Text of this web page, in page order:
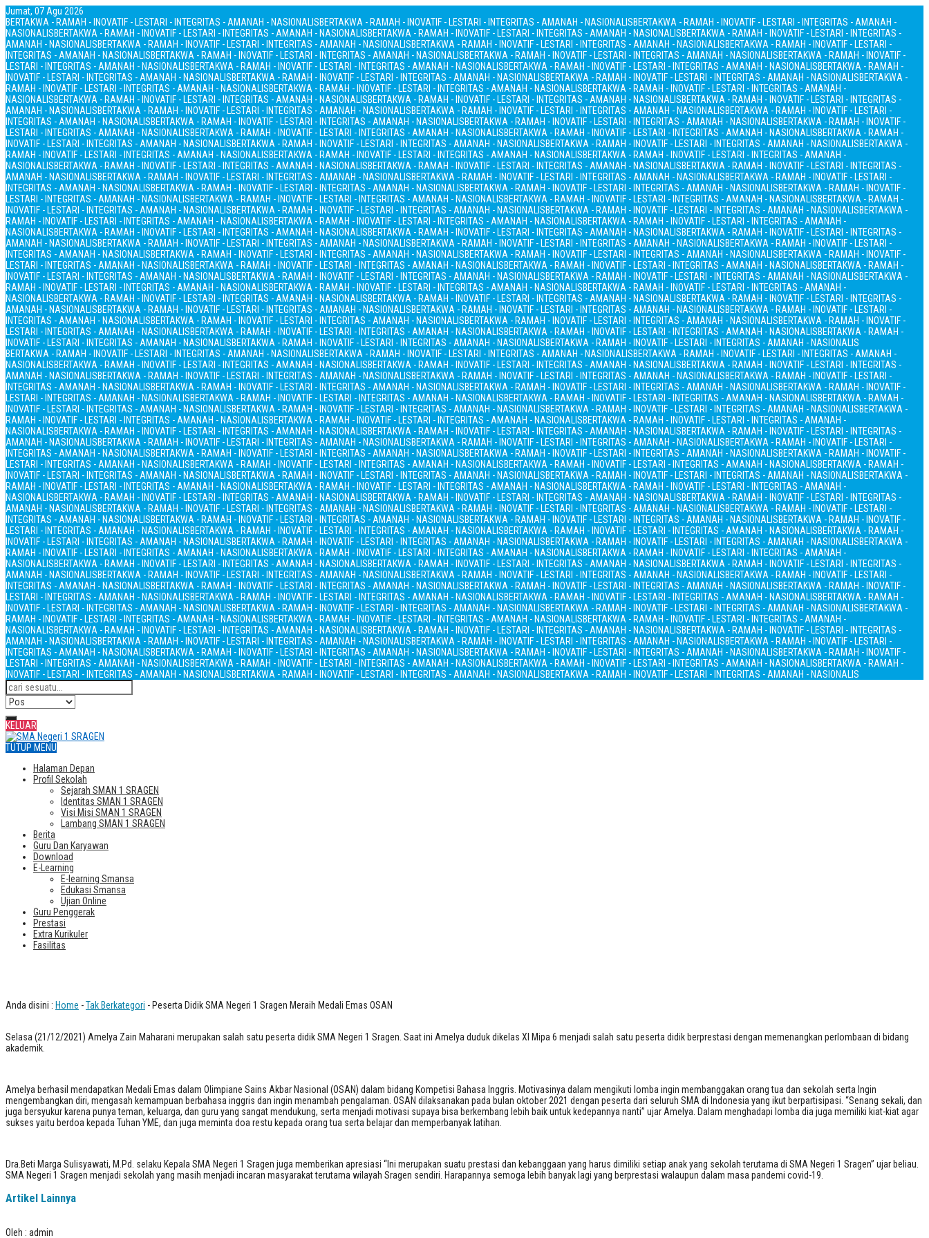
Jumat, 07 Agu 2026
BERTAKWA - RAMAH - INOVATIF - LESTARI - INTEGRITAS - AMANAH - NASIONALISBERTAKWA - RAMAH - INOVATIF - LESTARI - INTEGRITAS - AMANAH - NASIONALISBERTAKWA - RAMAH - INOVATIF - LESTARI - INTEGRITAS - AMANAH -
NASIONALISBERTAKWA - RAMAH - INOVATIF - LESTARI - INTEGRITAS - AMANAH - NASIONALISBERTAKWA - RAMAH - INOVATIF - LESTARI - INTEGRITAS - AMANAH - NASIONALISBERTAKWA - RAMAH - INOVATIF - LESTARI - INTEGRITAS -
AMANAH - NASIONALISBERTAKWA - RAMAH - INOVATIF - LESTARI - INTEGRITAS - AMANAH - NASIONALISBERTAKWA - RAMAH - INOVATIF - LESTARI - INTEGRITAS - AMANAH - NASIONALISBERTAKWA - RAMAH - INOVATIF - LESTARI -
INTEGRITAS - AMANAH - NASIONALISBERTAKWA - RAMAH - INOVATIF - LESTARI - INTEGRITAS - AMANAH - NASIONALISBERTAKWA - RAMAH - INOVATIF - LESTARI - INTEGRITAS - AMANAH - NASIONALISBERTAKWA - RAMAH - INOVATIF -
LESTARI - INTEGRITAS - AMANAH - NASIONALISBERTAKWA - RAMAH - INOVATIF - LESTARI - INTEGRITAS - AMANAH - NASIONALISBERTAKWA - RAMAH - INOVATIF - LESTARI - INTEGRITAS - AMANAH - NASIONALISBERTAKWA - RAMAH -
INOVATIF - LESTARI - INTEGRITAS - AMANAH - NASIONALISBERTAKWA - RAMAH - INOVATIF - LESTARI - INTEGRITAS - AMANAH - NASIONALISBERTAKWA - RAMAH - INOVATIF - LESTARI - INTEGRITAS - AMANAH - NASIONALISBERTAKWA -
RAMAH - INOVATIF - LESTARI - INTEGRITAS - AMANAH - NASIONALISBERTAKWA - RAMAH - INOVATIF - LESTARI - INTEGRITAS - AMANAH - NASIONALISBERTAKWA - RAMAH - INOVATIF - LESTARI - INTEGRITAS - AMANAH -
NASIONALISBERTAKWA - RAMAH - INOVATIF - LESTARI - INTEGRITAS - AMANAH - NASIONALISBERTAKWA - RAMAH - INOVATIF - LESTARI - INTEGRITAS - AMANAH - NASIONALISBERTAKWA - RAMAH - INOVATIF - LESTARI - INTEGRITAS -
AMANAH - NASIONALISBERTAKWA - RAMAH - INOVATIF - LESTARI - INTEGRITAS - AMANAH - NASIONALISBERTAKWA - RAMAH - INOVATIF - LESTARI - INTEGRITAS - AMANAH - NASIONALISBERTAKWA - RAMAH - INOVATIF - LESTARI -
INTEGRITAS - AMANAH - NASIONALISBERTAKWA - RAMAH - INOVATIF - LESTARI - INTEGRITAS - AMANAH - NASIONALISBERTAKWA - RAMAH - INOVATIF - LESTARI - INTEGRITAS - AMANAH - NASIONALISBERTAKWA - RAMAH - INOVATIF -
LESTARI - INTEGRITAS - AMANAH - NASIONALISBERTAKWA - RAMAH - INOVATIF - LESTARI - INTEGRITAS - AMANAH - NASIONALISBERTAKWA - RAMAH - INOVATIF - LESTARI - INTEGRITAS - AMANAH - NASIONALISBERTAKWA - RAMAH -
INOVATIF - LESTARI - INTEGRITAS - AMANAH - NASIONALISBERTAKWA - RAMAH - INOVATIF - LESTARI - INTEGRITAS - AMANAH - NASIONALISBERTAKWA - RAMAH - INOVATIF - LESTARI - INTEGRITAS - AMANAH - NASIONALISBERTAKWA -
RAMAH - INOVATIF - LESTARI - INTEGRITAS - AMANAH - NASIONALISBERTAKWA - RAMAH - INOVATIF - LESTARI - INTEGRITAS - AMANAH - NASIONALISBERTAKWA - RAMAH - INOVATIF - LESTARI - INTEGRITAS - AMANAH -
NASIONALISBERTAKWA - RAMAH - INOVATIF - LESTARI - INTEGRITAS - AMANAH - NASIONALISBERTAKWA - RAMAH - INOVATIF - LESTARI - INTEGRITAS - AMANAH - NASIONALISBERTAKWA - RAMAH - INOVATIF - LESTARI - INTEGRITAS -
AMANAH - NASIONALISBERTAKWA - RAMAH - INOVATIF - LESTARI - INTEGRITAS - AMANAH - NASIONALISBERTAKWA - RAMAH - INOVATIF - LESTARI - INTEGRITAS - AMANAH - NASIONALISBERTAKWA - RAMAH - INOVATIF - LESTARI -
INTEGRITAS - AMANAH - NASIONALISBERTAKWA - RAMAH - INOVATIF - LESTARI - INTEGRITAS - AMANAH - NASIONALISBERTAKWA - RAMAH - INOVATIF - LESTARI - INTEGRITAS - AMANAH - NASIONALISBERTAKWA - RAMAH - INOVATIF -
LESTARI - INTEGRITAS - AMANAH - NASIONALISBERTAKWA - RAMAH - INOVATIF - LESTARI - INTEGRITAS - AMANAH - NASIONALISBERTAKWA - RAMAH - INOVATIF - LESTARI - INTEGRITAS - AMANAH - NASIONALISBERTAKWA - RAMAH -
INOVATIF - LESTARI - INTEGRITAS - AMANAH - NASIONALISBERTAKWA - RAMAH - INOVATIF - LESTARI - INTEGRITAS - AMANAH - NASIONALISBERTAKWA - RAMAH - INOVATIF - LESTARI - INTEGRITAS - AMANAH - NASIONALISBERTAKWA -
RAMAH - INOVATIF - LESTARI - INTEGRITAS - AMANAH - NASIONALISBERTAKWA - RAMAH - INOVATIF - LESTARI - INTEGRITAS - AMANAH - NASIONALISBERTAKWA - RAMAH - INOVATIF - LESTARI - INTEGRITAS - AMANAH -
NASIONALISBERTAKWA - RAMAH - INOVATIF - LESTARI - INTEGRITAS - AMANAH - NASIONALISBERTAKWA - RAMAH - INOVATIF - LESTARI - INTEGRITAS - AMANAH - NASIONALISBERTAKWA - RAMAH - INOVATIF - LESTARI - INTEGRITAS -
AMANAH - NASIONALISBERTAKWA - RAMAH - INOVATIF - LESTARI - INTEGRITAS - AMANAH - NASIONALISBERTAKWA - RAMAH - INOVATIF - LESTARI - INTEGRITAS - AMANAH - NASIONALISBERTAKWA - RAMAH - INOVATIF - LESTARI -
INTEGRITAS - AMANAH - NASIONALISBERTAKWA - RAMAH - INOVATIF - LESTARI - INTEGRITAS - AMANAH - NASIONALISBERTAKWA - RAMAH - INOVATIF - LESTARI - INTEGRITAS - AMANAH - NASIONALISBERTAKWA - RAMAH - INOVATIF -
LESTARI - INTEGRITAS - AMANAH - NASIONALISBERTAKWA - RAMAH - INOVATIF - LESTARI - INTEGRITAS - AMANAH - NASIONALISBERTAKWA - RAMAH - INOVATIF - LESTARI - INTEGRITAS - AMANAH - NASIONALISBERTAKWA - RAMAH -
INOVATIF - LESTARI - INTEGRITAS - AMANAH - NASIONALISBERTAKWA - RAMAH - INOVATIF - LESTARI - INTEGRITAS - AMANAH - NASIONALISBERTAKWA - RAMAH - INOVATIF - LESTARI - INTEGRITAS - AMANAH - NASIONALISBERTAKWA -
RAMAH - INOVATIF - LESTARI - INTEGRITAS - AMANAH - NASIONALISBERTAKWA - RAMAH - INOVATIF - LESTARI - INTEGRITAS - AMANAH - NASIONALISBERTAKWA - RAMAH - INOVATIF - LESTARI - INTEGRITAS - AMANAH -
NASIONALISBERTAKWA - RAMAH - INOVATIF - LESTARI - INTEGRITAS - AMANAH - NASIONALISBERTAKWA - RAMAH - INOVATIF - LESTARI - INTEGRITAS - AMANAH - NASIONALISBERTAKWA - RAMAH - INOVATIF - LESTARI - INTEGRITAS -
AMANAH - NASIONALISBERTAKWA - RAMAH - INOVATIF - LESTARI - INTEGRITAS - AMANAH - NASIONALISBERTAKWA - RAMAH - INOVATIF - LESTARI - INTEGRITAS - AMANAH - NASIONALISBERTAKWA - RAMAH - INOVATIF - LESTARI -
INTEGRITAS - AMANAH - NASIONALISBERTAKWA - RAMAH - INOVATIF - LESTARI - INTEGRITAS - AMANAH - NASIONALISBERTAKWA - RAMAH - INOVATIF - LESTARI - INTEGRITAS - AMANAH - NASIONALISBERTAKWA - RAMAH - INOVATIF -
LESTARI - INTEGRITAS - AMANAH - NASIONALISBERTAKWA - RAMAH - INOVATIF - LESTARI - INTEGRITAS - AMANAH - NASIONALISBERTAKWA - RAMAH - INOVATIF - LESTARI - INTEGRITAS - AMANAH - NASIONALISBERTAKWA - RAMAH -
INOVATIF - LESTARI - INTEGRITAS - AMANAH - NASIONALISBERTAKWA - RAMAH - INOVATIF - LESTARI - INTEGRITAS - AMANAH - NASIONALISBERTAKWA - RAMAH - INOVATIF - LESTARI - INTEGRITAS - AMANAH - NASIONALIS
BERTAKWA - RAMAH - INOVATIF - LESTARI - INTEGRITAS - AMANAH - NASIONALISBERTAKWA - RAMAH - INOVATIF - LESTARI - INTEGRITAS - AMANAH - NASIONALISBERTAKWA - RAMAH - INOVATIF - LESTARI - INTEGRITAS - AMANAH -
NASIONALISBERTAKWA - RAMAH - INOVATIF - LESTARI - INTEGRITAS - AMANAH - NASIONALISBERTAKWA - RAMAH - INOVATIF - LESTARI - INTEGRITAS - AMANAH - NASIONALISBERTAKWA - RAMAH - INOVATIF - LESTARI - INTEGRITAS -
AMANAH - NASIONALISBERTAKWA - RAMAH - INOVATIF - LESTARI - INTEGRITAS - AMANAH - NASIONALISBERTAKWA - RAMAH - INOVATIF - LESTARI - INTEGRITAS - AMANAH - NASIONALISBERTAKWA - RAMAH - INOVATIF - LESTARI -
INTEGRITAS - AMANAH - NASIONALISBERTAKWA - RAMAH - INOVATIF - LESTARI - INTEGRITAS - AMANAH - NASIONALISBERTAKWA - RAMAH - INOVATIF - LESTARI - INTEGRITAS - AMANAH - NASIONALISBERTAKWA - RAMAH - INOVATIF -
LESTARI - INTEGRITAS - AMANAH - NASIONALISBERTAKWA - RAMAH - INOVATIF - LESTARI - INTEGRITAS - AMANAH - NASIONALISBERTAKWA - RAMAH - INOVATIF - LESTARI - INTEGRITAS - AMANAH - NASIONALISBERTAKWA - RAMAH -
INOVATIF - LESTARI - INTEGRITAS - AMANAH - NASIONALISBERTAKWA - RAMAH - INOVATIF - LESTARI - INTEGRITAS - AMANAH - NASIONALISBERTAKWA - RAMAH - INOVATIF - LESTARI - INTEGRITAS - AMANAH - NASIONALISBERTAKWA -
RAMAH - INOVATIF - LESTARI - INTEGRITAS - AMANAH - NASIONALISBERTAKWA - RAMAH - INOVATIF - LESTARI - INTEGRITAS - AMANAH - NASIONALISBERTAKWA - RAMAH - INOVATIF - LESTARI - INTEGRITAS - AMANAH -
NASIONALISBERTAKWA - RAMAH - INOVATIF - LESTARI - INTEGRITAS - AMANAH - NASIONALISBERTAKWA - RAMAH - INOVATIF - LESTARI - INTEGRITAS - AMANAH - NASIONALISBERTAKWA - RAMAH - INOVATIF - LESTARI - INTEGRITAS -
AMANAH - NASIONALISBERTAKWA - RAMAH - INOVATIF - LESTARI - INTEGRITAS - AMANAH - NASIONALISBERTAKWA - RAMAH - INOVATIF - LESTARI - INTEGRITAS - AMANAH - NASIONALISBERTAKWA - RAMAH - INOVATIF - LESTARI -
INTEGRITAS - AMANAH - NASIONALISBERTAKWA - RAMAH - INOVATIF - LESTARI - INTEGRITAS - AMANAH - NASIONALISBERTAKWA - RAMAH - INOVATIF - LESTARI - INTEGRITAS - AMANAH - NASIONALISBERTAKWA - RAMAH - INOVATIF -
LESTARI - INTEGRITAS - AMANAH - NASIONALISBERTAKWA - RAMAH - INOVATIF - LESTARI - INTEGRITAS - AMANAH - NASIONALISBERTAKWA - RAMAH - INOVATIF - LESTARI - INTEGRITAS - AMANAH - NASIONALISBERTAKWA - RAMAH -
INOVATIF - LESTARI - INTEGRITAS - AMANAH - NASIONALISBERTAKWA - RAMAH - INOVATIF - LESTARI - INTEGRITAS - AMANAH - NASIONALISBERTAKWA - RAMAH - INOVATIF - LESTARI - INTEGRITAS - AMANAH - NASIONALISBERTAKWA -
RAMAH - INOVATIF - LESTARI - INTEGRITAS - AMANAH - NASIONALISBERTAKWA - RAMAH - INOVATIF - LESTARI - INTEGRITAS - AMANAH - NASIONALISBERTAKWA - RAMAH - INOVATIF - LESTARI - INTEGRITAS - AMANAH -
NASIONALISBERTAKWA - RAMAH - INOVATIF - LESTARI - INTEGRITAS - AMANAH - NASIONALISBERTAKWA - RAMAH - INOVATIF - LESTARI - INTEGRITAS - AMANAH - NASIONALISBERTAKWA - RAMAH - INOVATIF - LESTARI - INTEGRITAS -
AMANAH - NASIONALISBERTAKWA - RAMAH - INOVATIF - LESTARI - INTEGRITAS - AMANAH - NASIONALISBERTAKWA - RAMAH - INOVATIF - LESTARI - INTEGRITAS - AMANAH - NASIONALISBERTAKWA - RAMAH - INOVATIF - LESTARI -
INTEGRITAS - AMANAH - NASIONALISBERTAKWA - RAMAH - INOVATIF - LESTARI - INTEGRITAS - AMANAH - NASIONALISBERTAKWA - RAMAH - INOVATIF - LESTARI - INTEGRITAS - AMANAH - NASIONALISBERTAKWA - RAMAH - INOVATIF -
LESTARI - INTEGRITAS - AMANAH - NASIONALISBERTAKWA - RAMAH - INOVATIF - LESTARI - INTEGRITAS - AMANAH - NASIONALISBERTAKWA - RAMAH - INOVATIF - LESTARI - INTEGRITAS - AMANAH - NASIONALISBERTAKWA - RAMAH -
INOVATIF - LESTARI - INTEGRITAS - AMANAH - NASIONALISBERTAKWA - RAMAH - INOVATIF - LESTARI - INTEGRITAS - AMANAH - NASIONALISBERTAKWA - RAMAH - INOVATIF - LESTARI - INTEGRITAS - AMANAH - NASIONALISBERTAKWA -
RAMAH - INOVATIF - LESTARI - INTEGRITAS - AMANAH - NASIONALISBERTAKWA - RAMAH - INOVATIF - LESTARI - INTEGRITAS - AMANAH - NASIONALISBERTAKWA - RAMAH - INOVATIF - LESTARI - INTEGRITAS - AMANAH -
NASIONALISBERTAKWA - RAMAH - INOVATIF - LESTARI - INTEGRITAS - AMANAH - NASIONALISBERTAKWA - RAMAH - INOVATIF - LESTARI - INTEGRITAS - AMANAH - NASIONALISBERTAKWA - RAMAH - INOVATIF - LESTARI - INTEGRITAS -
AMANAH - NASIONALISBERTAKWA - RAMAH - INOVATIF - LESTARI - INTEGRITAS - AMANAH - NASIONALISBERTAKWA - RAMAH - INOVATIF - LESTARI - INTEGRITAS - AMANAH - NASIONALISBERTAKWA - RAMAH - INOVATIF - LESTARI -
INTEGRITAS - AMANAH - NASIONALISBERTAKWA - RAMAH - INOVATIF - LESTARI - INTEGRITAS - AMANAH - NASIONALISBERTAKWA - RAMAH - INOVATIF - LESTARI - INTEGRITAS - AMANAH - NASIONALISBERTAKWA - RAMAH - INOVATIF -
LESTARI - INTEGRITAS - AMANAH - NASIONALISBERTAKWA - RAMAH - INOVATIF - LESTARI - INTEGRITAS - AMANAH - NASIONALISBERTAKWA - RAMAH - INOVATIF - LESTARI - INTEGRITAS - AMANAH - NASIONALISBERTAKWA - RAMAH -
INOVATIF - LESTARI - INTEGRITAS - AMANAH - NASIONALISBERTAKWA - RAMAH - INOVATIF - LESTARI - INTEGRITAS - AMANAH - NASIONALISBERTAKWA - RAMAH - INOVATIF - LESTARI - INTEGRITAS - AMANAH - NASIONALISBERTAKWA -
RAMAH - INOVATIF - LESTARI - INTEGRITAS - AMANAH - NASIONALISBERTAKWA - RAMAH - INOVATIF - LESTARI - INTEGRITAS - AMANAH - NASIONALISBERTAKWA - RAMAH - INOVATIF - LESTARI - INTEGRITAS - AMANAH -
NASIONALISBERTAKWA - RAMAH - INOVATIF - LESTARI - INTEGRITAS - AMANAH - NASIONALISBERTAKWA - RAMAH - INOVATIF - LESTARI - INTEGRITAS - AMANAH - NASIONALISBERTAKWA - RAMAH - INOVATIF - LESTARI - INTEGRITAS -
AMANAH - NASIONALISBERTAKWA - RAMAH - INOVATIF - LESTARI - INTEGRITAS - AMANAH - NASIONALISBERTAKWA - RAMAH - INOVATIF - LESTARI - INTEGRITAS - AMANAH - NASIONALISBERTAKWA - RAMAH - INOVATIF - LESTARI -
INTEGRITAS - AMANAH - NASIONALISBERTAKWA - RAMAH - INOVATIF - LESTARI - INTEGRITAS - AMANAH - NASIONALISBERTAKWA - RAMAH - INOVATIF - LESTARI - INTEGRITAS - AMANAH - NASIONALISBERTAKWA - RAMAH - INOVATIF -
LESTARI - INTEGRITAS - AMANAH - NASIONALISBERTAKWA - RAMAH - INOVATIF - LESTARI - INTEGRITAS - AMANAH - NASIONALISBERTAKWA - RAMAH - INOVATIF - LESTARI - INTEGRITAS - AMANAH - NASIONALISBERTAKWA - RAMAH -
INOVATIF - LESTARI - INTEGRITAS - AMANAH - NASIONALISBERTAKWA - RAMAH - INOVATIF - LESTARI - INTEGRITAS - AMANAH - NASIONALISBERTAKWA - RAMAH - INOVATIF - LESTARI - INTEGRITAS - AMANAH - NASIONALIS
KELUAR
TUTUP MENU
Halaman Depan
Profil Sekolah
Sejarah SMAN 1 SRAGEN
Identitas SMAN 1 SRAGEN
Visi Misi SMAN 1 SRAGEN
Lambang SMAN 1 SRAGEN
Berita
Guru Dan Karyawan
Download
E-Learning
E-learning Smansa
Edukasi Smansa
Ujian Online
Guru Penggerak
Prestasi
Extra Kurikuler
Fasilitas
Anda disini : Home -Tak Berkategori - Peserta Didik SMA Negeri 1 Sragen Meraih Medali Emas OSAN
Selasa (21/12/2021) Amelya Zain Maharani merupakan salah satu peserta didik SMA Negeri 1 Sragen. Saat ini Amelya duduk dikelas XI Mipa 6 menjadi salah satu peserta didik berprestasi dengan memenangkan perlombaan di bidang
akademik.
Amelya berhasil mendapatkan Medali Emas dalam Olimpiane Sains Akbar Nasional (OSAN) dalam bidang Kompetisi Bahasa Inggris. Motivasinya dalam mengikuti lomba ingin membanggakan orang tua dan sekolah serta Ingin
mengembangkan diri, mengasah kemampuan berbahasa inggris dan ingin menambah pengalaman. OSAN dilaksanakan pada bulan oktober 2021 dengan peserta dari seluruh SMA di Indonesia yang ikut berpartisipasi. “Senang sekali, dan
juga bersyukur karena punya teman, keluarga, dan guru yang sangat mendukung, serta menjadi motivasi supaya bisa berkembang lebih baik untuk kedepannya nanti” ujar Amelya. Dalam menghadapi lomba dia juga memiliki kiat-kiat agar
sukses yaitu berdoa kepada Tuhan YME, dan juga meminta doa restu kepada orang tua serta belajar dan memperbanyak latihan.
Dra.Beti Marga Sulisyawati, M.Pd. selaku Kepala SMA Negeri 1 Sragen juga memberikan apresiasi “Ini merupakan suatu prestasi dan kebanggaan yang harus dimiliki setiap anak yang sekolah terutama di SMA Negeri 1 Sragen” ujar beliau.
SMA Negeri 1 Sragen menjadi sekolah yang masih menjadi incaran masyarakat terutama wilayah Sragen sendiri. Harapannya semoga lebih banyak lagi yang berprestasi walaupun dalam masa pandemi covid-19.
Artikel Lainnya
Oleh : admin